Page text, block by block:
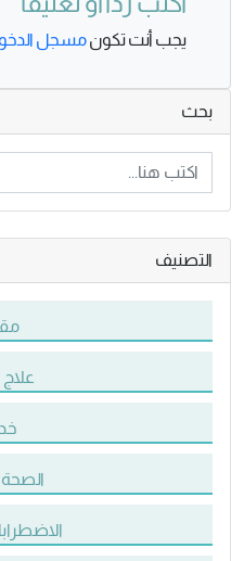
يجب أنت تكونمسجل
بحث
التصنيف
علاج
الصحة